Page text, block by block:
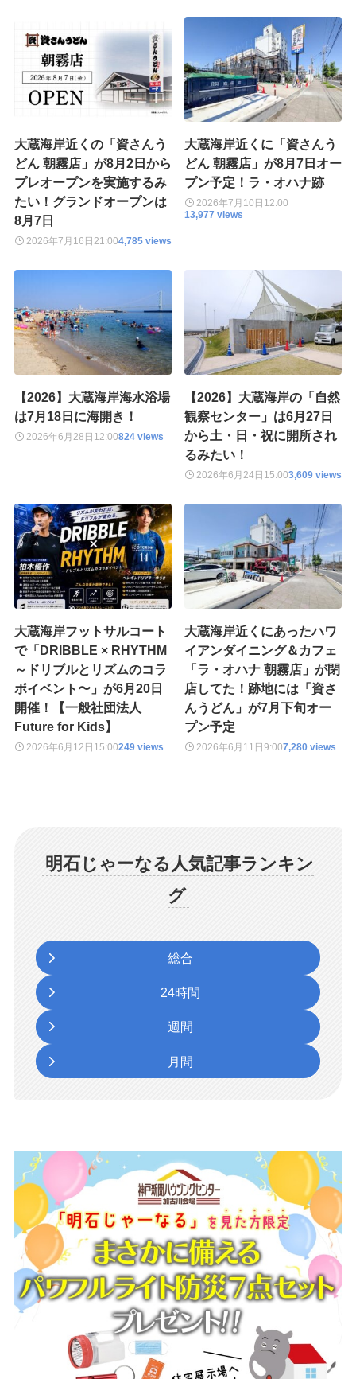
大蔵海岸近くの「資さんう
どん 朝霧店」が8月2日から
プレオープンを実施するみ
たい！グランドオープンは
8月7日
2026年7月16日 21:004,785 views
大蔵海岸近くに「資さんう
どん 朝霧店」が8月7日オー
プン予定！ラ・オハナ跡
2026年7月10日 12:00
13,977 views
【2026】大蔵海岸海水浴場
は7月18日に海開き！
2026年6月28日 12:00824 views
【2026】大蔵海岸の「自然
観察センター」は6月27日
から土・日・祝に開所され
るみたい！
2026年6月24日 15:003,609 views
大蔵海岸フットサルコート
で「DRIBBLE × RHYTHM
～ドリブルとリズムのコラ
ボイベント〜」が6月20日
開催！【一般社団法人
Future for Kids】
2026年6月12日 15:00249 views
大蔵海岸近くにあったハワ
イアンダイニング＆カフェ
「ラ・オハナ 朝霧店」が閉
店してた！跡地には「資さ
んうどん」が7月下旬オー
プン予定
2026年6月11日9:007,280 views
明石じゃーなる人気記事ランキン
グ
総合
24時間
週間
月間